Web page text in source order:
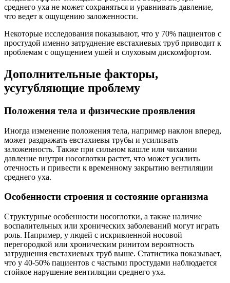
среднего уха не может сохраняться и уравнивать давление,
что ведет к ощущению заложенности.
Некоторые исследования показывают, что у 70% пациентов с
простудой именно затруднение евстахиевых труб приводит к
проблемам с ощущением ушей и слуховым дискомфортом.
Дополнительные факторы,
усугубляющие проблему
Положения тела и физические проявления
Иногда изменение положения тела, например наклон вперед,
может раздражать евстахиевы трубы и усиливать
заложенность. Также при сильном кашле или чихании
давление внутри носоглотки растет, что может усилить
отечность и привести к временному закрытию вентиляции
среднего уха.
Особенности строения и состояние организма
Структурные особенности носоглотки, а также наличие
воспалительных или хронических заболеваний могут играть
роль. Например, у людей с искривленной носовой
перегородкой или хроническим ринитом вероятность
затруднения евстахиевых труб выше. Статистика показывает,
что у 40-50% пациентов с частыми простудами наблюдается
стойкое нарушение вентиляции среднего уха.